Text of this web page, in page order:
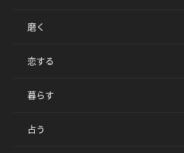
磨く
恋する
暮らす
占う